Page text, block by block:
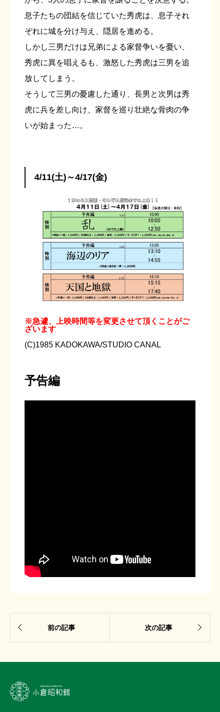
息子たちの団結を信じていた秀虎は、息子それ
ぞれに城を分け与え、隠居を進める。
しかし三男だけは兄弟による家督争いを憂い、
秀虎に異を唱えるも、激怒した秀虎は三男を追
放してしまう。
そうして三男の憂慮した通り、長男と次男は秀
虎に兵を差し向け、家督を巡り壮絶な骨肉の争
いが始まった…。
4/11(土)～4/17(金)
※急遽、上映時間等を変更させて頂くことがご
ざいます
(C)1985 KADOKAWA/STUDIO CANAL
予告編
 前の記事 次の記事 